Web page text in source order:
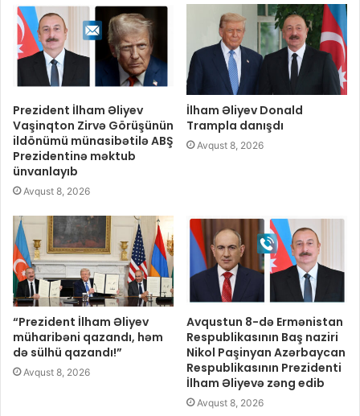
Prezident İlham Əliyev
Vaşinqton Zirvə Görüşünün
ildönümü münasibətilə ABŞ
Prezidentinə məktub
ünvanlayıb
Avqust 8, 2026
İlham Əliyev Donald
Trampla danışdı
Avqust 8, 2026
“Prezident İlham Əliyev
müharibəni qazandı, həm
də sülhü qazandı!”
Avqust 8, 2026
Avqustun 8-də Ermənistan
Respublikasının Baş naziri
Nikol Paşinyan Azərbaycan
Respublikasının Prezidenti
İlham Əliyevə zəng edib
Avqust 8, 2026